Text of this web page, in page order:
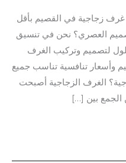
زجاجية في القصيم بأقل
العصري؟ نحن في تنسيق
لتصميم وتركيب الغرف
وأسعار تنافسية تناسب جميع
الغرف الزجاجية أصبحت
الجمع بين […]